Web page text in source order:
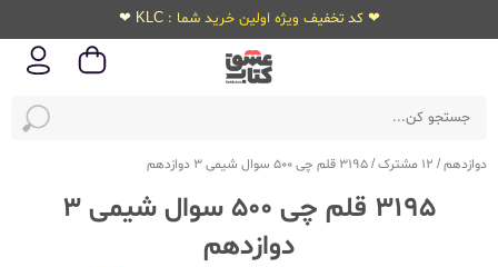
❤ کد تخفیف ویژه اولین خرید شما : KLC ❤
دوازدهم/ 12 مشترک /3195 قلم چی 500 سوال شیمی 3 دوازدهم
3195 قلم چی 500 سوال شیمی 3
دوازدهم